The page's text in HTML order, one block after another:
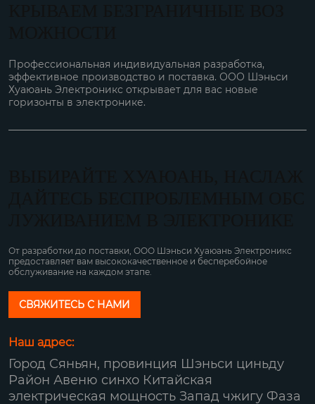
Профессиональная индивидуальная разработка,
эффективное производство и поставка. ООО Шэньси
Хуаюань Электроникс открывает для вас новые
горизонты в электронике.
От разработки до поставки, ООО Шэньси Хуаюань Электроникс
предоставляет вам высококачественное и бесперебойное
обслуживание на каждом этапе.
СВЯЖИТЕСЬ С НАМИ
Наш адрес:
Город Сяньян, провинция Шэньси циньду
Район Авеню синхо Китайская
электрическая мощность Запад чжигу Фаза